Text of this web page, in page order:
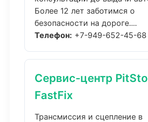
Более 12 лет заботимся о
безопасности на дороге....
Телефон: +7-949-652-45-68
Сервис-центр
FastFix
Трансмиссия и сцепление в